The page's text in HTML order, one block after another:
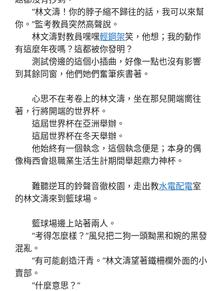
“林文濤！你的脖子縮不歸往的話，我可以來幫
你。”監考教員突然高聲說。
林文濤對教員嘿嘿輕鋼架笑，他想；我的動作
有這麼年夜嗎？這都被你發明？
測試傍邊的這個小插曲，好像一點也沒有影響
到其餘同窗，他們她們奮筆疾書著。
心思不在考卷上的林文濤，坐在那兒開端嚮往
著，行將開端的世界杯。
這屆世界杯在亞洲舉辦。
這屆世界杯在冬天舉辦。
他始終有一個執念，這個執念便是；本身的偶
像梅西會退職業生活生計期間舉起鼎力神杯。
難聽逆耳的鈴聲音徹校園，走出教水電配電室
的林文濤來到籃球場。
籃球場邊上站著兩人。
“考得怎麼樣？”風兒把二狗一頭黝黑和婉的黑發
混亂。
“有可能創造汗青。”林文濤望著鐵柵欄外面的小
賣部。
“什麼意思？”